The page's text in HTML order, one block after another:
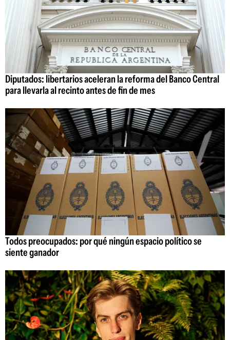
Diputados: libertarios aceleran la reforma del Banco Central
para llevarla al recinto antes de fin de mes
Todos preocupados: por qué ningún espacio político se
siente ganador